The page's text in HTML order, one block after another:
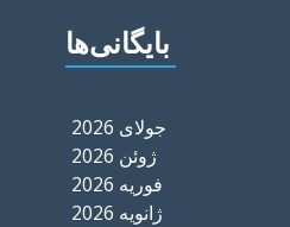
بایگانی‌ها
جولای 2026
ژوئن 2026
فوریه 2026
ژانویه 2026